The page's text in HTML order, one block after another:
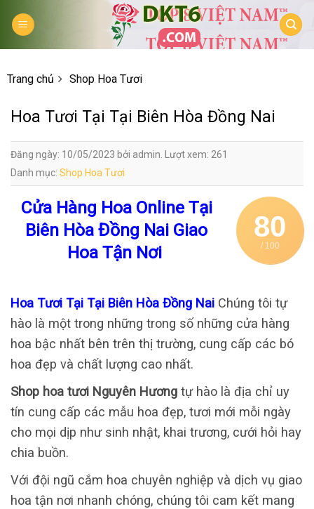
Trang chủ Shop Hoa Tươi
Hoa Tươi Tại Tại Biên Hòa Đồng Nai
Đăng ngày: 10/05/2023 bởi admin. Lượt xem: 261
Danh mục: Shop Hoa Tươi
80
/ 100
Cửa Hàng Hoa Online Tại
Biên Hòa Đồng Nai Giao
Hoa Tận Nơi
Hoa Tươi Tại Tại Biên Hòa Đồng Nai Chúng tôi tự
hào là một trong những trong số những cửa hàng
hoa bậc nhất bên trên thị trường, cung cấp các bó
hoa đẹp và chất lượng cao nhất.
Shop hoa tươi Nguyên Hương tự hào là địa chỉ uy
tín cung cấp các mẫu hoa đẹp, tươi mới mỗi ngày
cho mọi dịp như sinh nhật, khai trương, cưới hỏi hay
chia buồn.
Với đội ngũ cắm hoa chuyên nghiệp và dịch vụ giao
hoa tận nơi nhanh chóng, chúng tôi cam kết mang